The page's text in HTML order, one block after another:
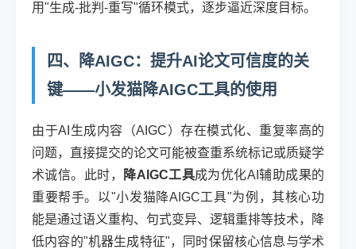
用"生成-批判-重写"循环模式，逐步逼近深度目标。
四、降AIGC：提升AI论文可信度的关
键——小发猫降AIGC工具的使用
由于AI生成内容（AIGC）存在模式化、重复率高的
问题，直接提交的论文可能被查重系统标记或质疑学
术诚信。此时，
降AIGC工具成为优化AI辅助成果的
重要帮手。以"小发猫降AIGC工具"为例，其核心功
能是通过语义重构、句式变异、逻辑重排等技术，降
低内容的"机器生成特征"，同时保留核心信息与学术